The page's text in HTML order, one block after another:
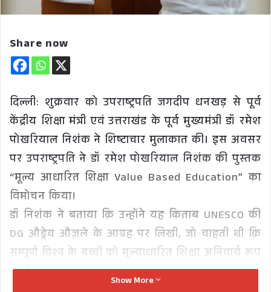
Share now
दिल्ली: शुक्रवार को उपराष्ट्रपति जगदीप धनखड़ से पूर्व
केंद्रीय शिक्षा मंत्री एवं उत्तराखंड के पूर्व मुख्यमंत्री डॉ रमेश
पोखरियाल निशंक ने शिष्टाचार मुलाकात की। इस अवसर
पर उपराष्ट्रपति ने डॉ रमेश पोखरियाल निशंक की पुस्तक
“मूल्य आधारित शिक्षा Value Based Education” का
विमोचन किया।
डॉ निशंक ने बताया क़ि उन्होंने यह किताब UNESCO की
DG औड्रेय औज़ले के आग्रह पर लिखी, जो चाहती थी क़ि
सम्पूर्ण विश्व के बच्चों को मूल्याधारित शिक्षा अनिवार्य रूप
से दी जाए।
Show More